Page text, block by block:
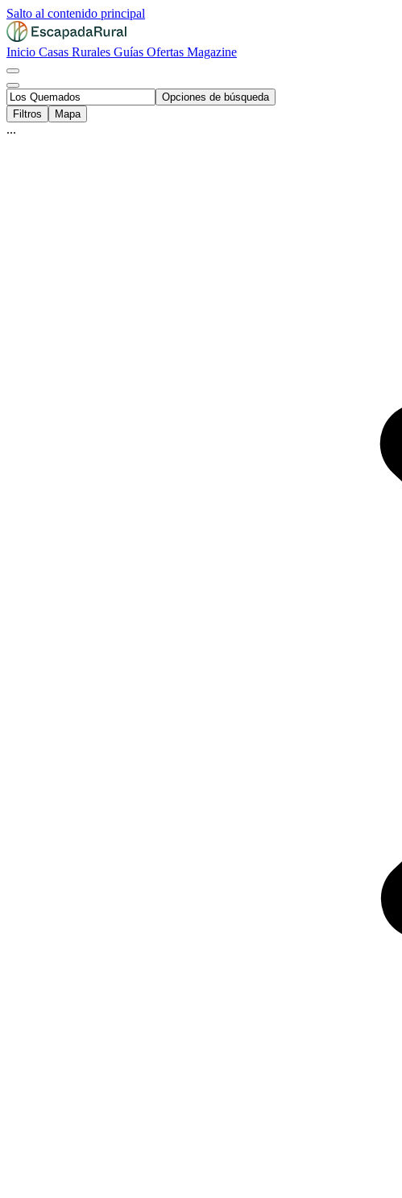
Salto al contenido principal
Inicio Casas Rurales Guías Ofertas Magazine
Opciones de búsqueda
Filtros
Mapa
...